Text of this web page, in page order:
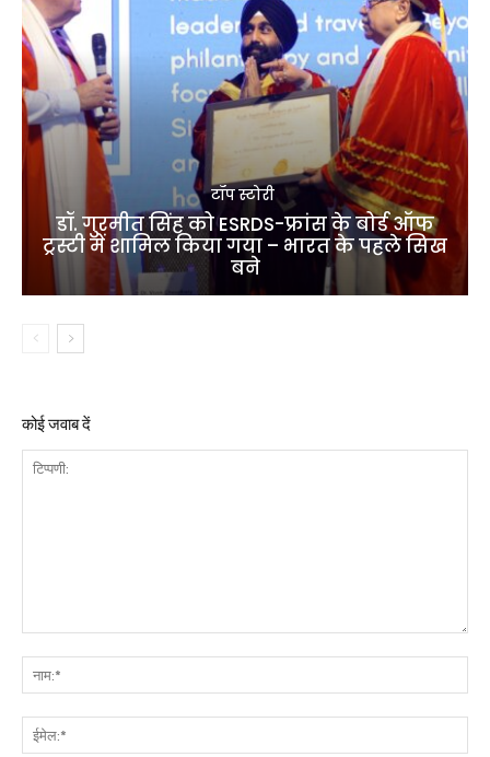
टॉप स्टोरी
डॉ. गुरमीत सिंह को ESRDS-फ्रांस के बोर्ड ऑफ
ट्रस्टी में शामिल किया गया – भारत के पहले सिख
बने
कोई जवाब दें